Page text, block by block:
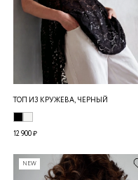
ТОП ИЗ КРУЖЕВА, ЧЕРНЫЙ
12 900 ₽
NEW